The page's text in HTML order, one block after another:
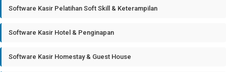
Software Kasir Pelatihan Soft Skill & Keterampilan
Software Kasir Hotel & Penginapan
Software Kasir Homestay & Guest House